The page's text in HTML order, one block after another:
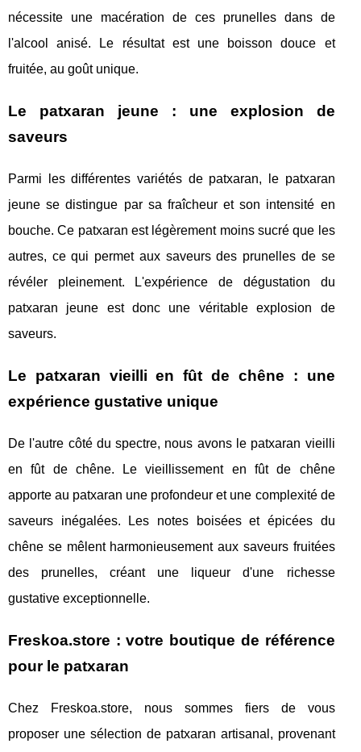
nécessite une macération de ces prunelles dans de
l'alcool anisé. Le résultat est une boisson douce et
fruitée, au goût unique.
Le patxaran jeune : une explosion de
saveurs
Parmi les différentes variétés de patxaran, le patxaran
jeune se distingue par sa fraîcheur et son intensité en
bouche. Ce patxaran est légèrement moins sucré que les
autres, ce qui permet aux saveurs des prunelles de se
révéler pleinement. L'expérience de dégustation du
patxaran jeune est donc une véritable explosion de
saveurs.
Le patxaran vieilli en fût de chêne : une
expérience gustative unique
De l'autre côté du spectre, nous avons le patxaran vieilli
en fût de chêne. Le vieillissement en fût de chêne
apporte au patxaran une profondeur et une complexité de
saveurs inégalées. Les notes boisées et épicées du
chêne se mêlent harmonieusement aux saveurs fruitées
des prunelles, créant une liqueur d'une richesse
gustative exceptionnelle.
Freskoa.store : votre boutique de référence
pour le patxaran
Chez Freskoa.store, nous sommes fiers de vous
proposer une sélection de patxaran artisanal, provenant